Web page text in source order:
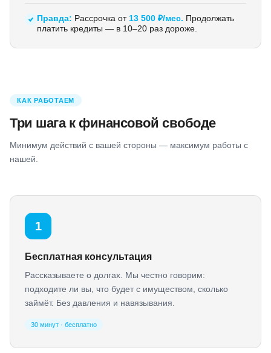
Правда: Рассрочка от 13 500 ₽/мес. Продолжать
платить кредиты — в 10–20 раз дороже.
КАК РАБОТАЕМ
Три шага к финансовой свободе
Минимум действий с вашей стороны — максимум работы с
нашей.
1
Бесплатная консультация
Рассказываете о долгах. Мы честно говорим:
подходите ли вы, что будет с имуществом, сколько
займёт. Без давления и навязывания.
30 минут · бесплатно